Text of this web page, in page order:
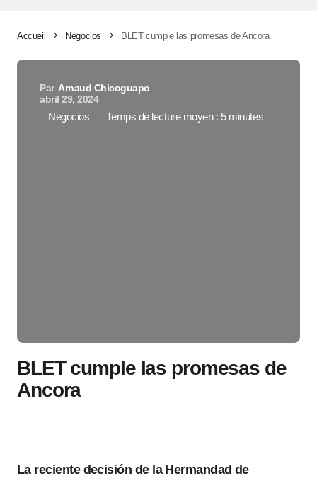
Accueil Negocios BLET cumple las promesas de Ancora
Par Arnaud Chicoguapo
abril 29, 2024
Negocios Temps de lecture moyen : 5 minutes
BLET cumple las promesas de
Ancora
La reciente decisión de la Hermandad de